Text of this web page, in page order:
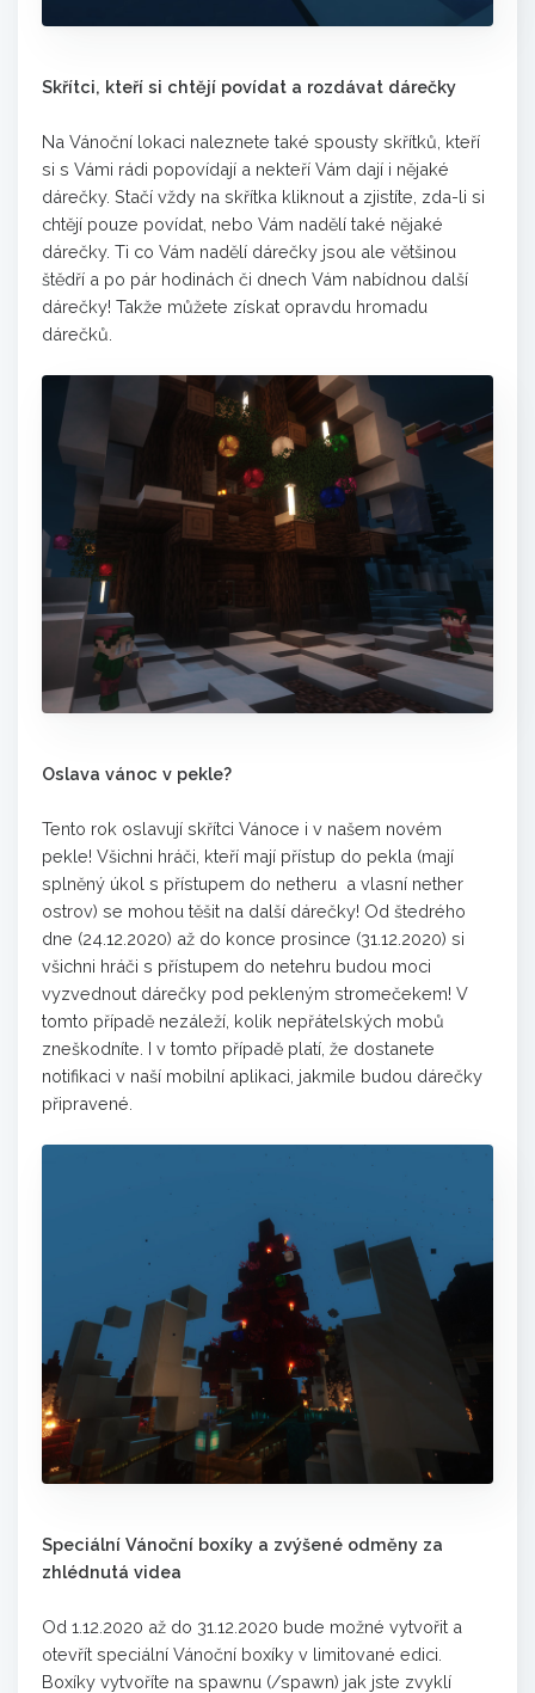
Skřítci, kteří si chtějí povídat a rozdávat dárečky
Na Vánoční lokaci naleznete také spousty skřítků, kteří
si s Vámi rádi popovídají a nekteří Vám dají i nějaké
dárečky. Stačí vždy na skřítka kliknout a zjistíte, zda-li si
chtějí pouze povídat, nebo Vám nadělí také nějaké
dárečky. Ti co Vám nadělí dárečky jsou ale většinou
štědří a po pár hodinách či dnech Vám nabídnou další
dárečky! Takže můžete získat opravdu hromadu
dárečků.
Oslava vánoc v pekle?
Tento rok oslavují skřítci Vánoce i v našem novém
pekle! Všichni hráči, kteří mají přístup do pekla (mají
splněný úkol s přístupem do netheru a vlasní nether
ostrov) se mohou těšit na další dárečky! Od štedrého
dne (24.12.2020) až do konce prosince (31.12.2020) si
všichni hráči s přístupem do netehru budou moci
vyzvednout dárečky pod pekleným stromečekem! V
tomto případě nezáleží, kolik nepřátelských mobů
zneškodníte. I v tomto případě platí, že dostanete
notifikaci v naší mobilní aplikaci, jakmile budou dárečky
připravené.
Speciální Vánoční boxíky a zvýšené odměny za
zhlédnutá videa
Od 1.12.2020 až do 31.12.2020 bude možné vytvořit a
otevřít speciální Vánoční boxíky v limitované edici.
Boxíky vytvoříte na spawnu (/spawn) jak jste zvyklí